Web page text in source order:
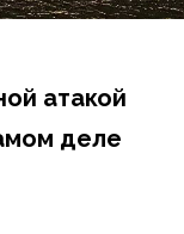
атакой
деле